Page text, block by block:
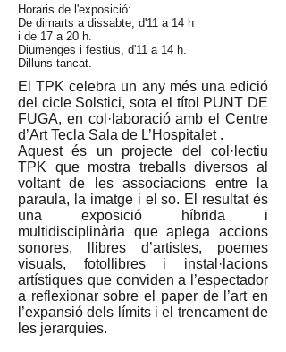
Horaris de l'exposició:
De dimarts a dissabte, d'11 a 14 h
i de 17 a 20 h.
Diumenges i festius, d'11 a 14 h.
Dilluns tancat.
El TPK celebra un any més una edició
del cicle Solstici, sota el títol PUNT DE
FUGA, en col·laboració amb el Centre
d’Art Tecla Sala de L’Hospitalet .
Aquest és un projecte del col·lectiu
TPK que mostra treballs diversos al
voltant de les associacions entre la
paraula, la imatge i el so. El resultat és
una exposició híbrida i
multidisciplinària que aplega accions
sonores, llibres d’artistes, poemes
visuals, fotollibres i instal·lacions
artístiques que conviden a l’espectador
a reflexionar sobre el paper de l’art en
l’expansió dels límits i el trencament de
les jerarquies.